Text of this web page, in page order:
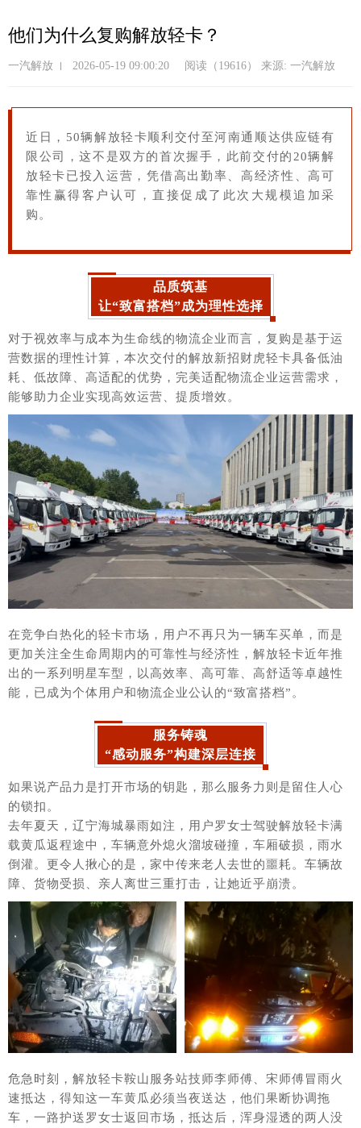
转
到
主
他们为什么复购解放轻卡？
一汽解放 2026-05-19 09:00:20 阅读（19616） 来源: 一汽解放
近日，50辆解放轻卡顺利交付至河南通顺达供应链有
限公司，这不是双方的首次握手，此前交付的20辆解
放轻卡已投入运营，凭借高出勤率、高经济性、高可
靠性赢得客户认可，直接促成了此次大规模追加采
购。
品质筑基
让“致富搭档”成为理性选择
对于视效率与成本为生命线的物流企业而言，复购是基于运
营数据的理性计算，本次交付的解放新招财虎轻卡具备低油
耗、低故障、高适配的优势，完美适配物流企业运营需求，
能够助力企业实现高效运营、提质增效。
在竞争白热化的轻卡市场，用户不再只为一辆车买单，而是
更加关注全生命周期内的可靠性与经济性，解放轻卡近年推
出的一系列明星车型，以高效率、高可靠、高舒适等卓越性
能，已成为个体用户和物流企业公认的“致富搭档”。
服务铸魂
“感动服务”构建深层连接
如果说产品力是打开市场的钥匙，那么服务力则是留住人心
的锁扣。
去年夏天，辽宁海城暴雨如注，用户罗女士驾驶解放轻卡满
载黄瓜返程途中，车辆意外熄火溜坡碰撞，车厢破损，雨水
倒灌。更令人揪心的是，家中传来老人去世的噩耗。车辆故
障、货物受损、亲人离世三重打击，让她近乎崩溃。
危急时刻，解放轻卡鞍山服务站技师李师傅、宋师傅冒雨火
速抵达，得知这一车黄瓜必须当夜送达，他们果断协调拖
车，一路护送罗女士返回市场，抵达后，浑身湿透的两人没